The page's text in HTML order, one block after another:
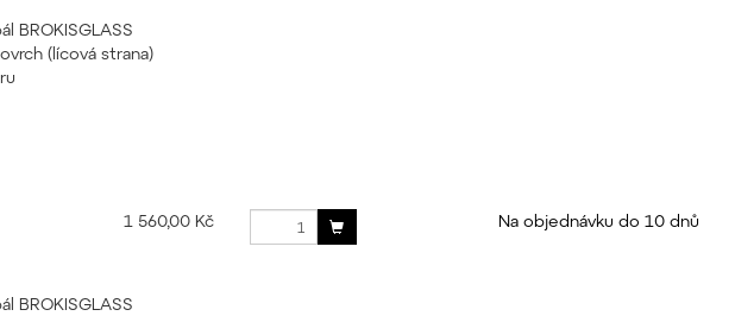
BROKISGLASS
(lícová strana)
1 560,00 Kč
Na objednávku do 10 dnů
BROKISGLASS